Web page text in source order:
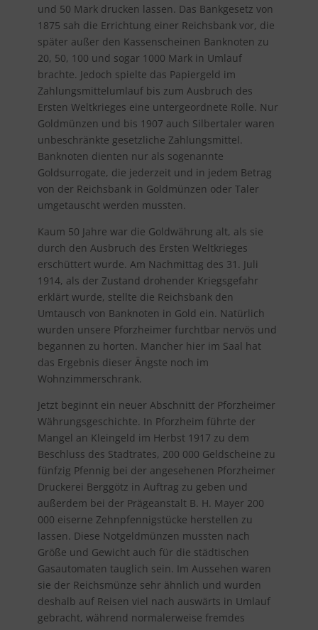
und 50 Mark drucken lassen. Das Bankgesetz von
1875 sah die Errichtung einer Reichsbank vor, die
später außer den Kassenscheinen Banknoten zu
20, 50, 100 und sogar 1000 Mark in Umlauf
brachte. Jedoch spielte das Papiergeld im
Zahlungsmittelumlauf bis zum Ausbruch des
Ersten Weltkrieges eine untergeordnete Rolle. Nur
Goldmünzen und bis 1907 auch Silbertaler waren
unbeschränkte gesetzliche Zahlungsmittel.
Banknoten dienten nur als sogenannte
Goldsurrogate, die jederzeit und in jedem Betrag
von der Reichsbank in Goldmünzen oder Taler
umgetauscht werden mussten.
Kaum 50 Jahre war die Goldwährung alt, als sie
durch den Ausbruch des Ersten Weltkrieges
erschüttert wurde. Am Nachmittag des 31. Juli
1914, als der Zustand drohender Kriegsgefahr
erklärt wurde, stellte die Reichsbank den
Umtausch von Banknoten in Gold ein. Natürlich
wurden unsere Pforzheimer furchtbar nervös und
begannen zu horten. Mancher hier im Saal hat
das Ergebnis dieser Ängste noch im
Wohnzimmerschrank.
Jetzt beginnt ein neuer Abschnitt der Pforzheimer
Währungsgeschichte. In Pforzheim führte der
Mangel an Kleingeld im Herbst 1917 zu dem
Beschluss des Stadtrates, 200 000 Geldscheine zu
fünfzig Pfennig bei der angesehenen Pforzheimer
Druckerei Berggötz in Auftrag zu geben und
außerdem bei der Prägeanstalt B. H. Mayer 200
000 eiserne Zehnpfennigstücke herstellen zu
lassen. Diese Notgeldmünzen mussten nach
Größe und Gewicht auch für die städtischen
Gasautomaten tauglich sein. Im Aussehen waren
sie der Reichsmünze sehr ähnlich und wurden
deshalb auf Reisen viel nach auswärts in Umlauf
gebracht, während normalerweise fremdes